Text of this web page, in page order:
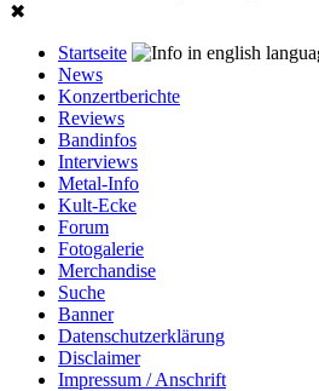
✖
Startseite
News
Konzertberichte
Reviews
Bandinfos
Interviews
Metal-Info
Kult-Ecke
Forum
Fotogalerie
Merchandise
Suche
Banner
Datenschutzerklärung
Disclaimer
Impressum / Anschrift